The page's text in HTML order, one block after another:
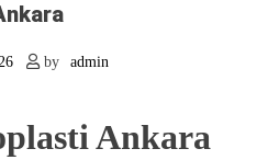
by admin
Ankara